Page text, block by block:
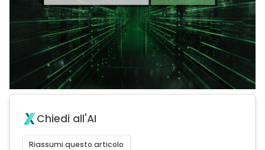
Chiedi all'AI
Riassumi questo articolo